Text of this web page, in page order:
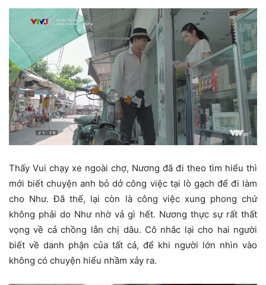
Thấy Vui chạy xe ngoài chợ, Nương đã đi theo tìm hiểu thì
mới biết chuyện anh bỏ dở công việc tại lò gạch để đi làm
cho Như. Đã thế, lại còn là công việc xung phong chứ
không phải do Như nhờ vả gì hết. Nương thực sự rất thất
vọng về cả chồng lẫn chị dâu. Cô nhắc lại cho hai người
biết về danh phận của tất cả, để khi người lớn nhìn vào
không có chuyện hiểu nhầm xảy ra.